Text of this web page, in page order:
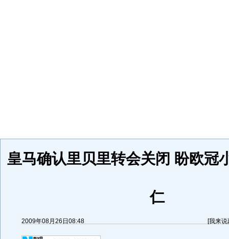
皇马确认里贝里转会关闭 盼欧冠
仁
2009年08月26日08:48 [我来说